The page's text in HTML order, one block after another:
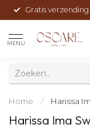
Gratis
MENU
Home / Harissa
Harissa Ima